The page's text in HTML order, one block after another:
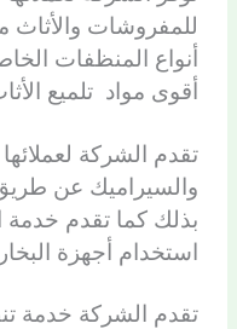
للمفروشات والأثاث
أنواع المنظفات
أقوى مواد تلميع
تقدم الشركة
والسيراميك عن
بذلك كما تقدم خدمة
استخدام أجهزة
تقدم الشركة خدمة